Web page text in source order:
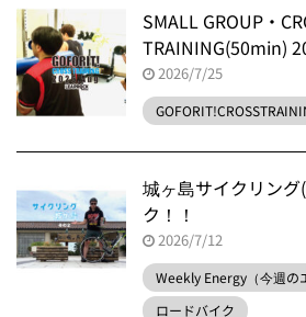
SMALL GROUP・
TRAINING(50min)
2026/7/25
城ヶ島サイクリン
ク！！
2026/7/12
Weekly Energy（今週の
ロードバイク